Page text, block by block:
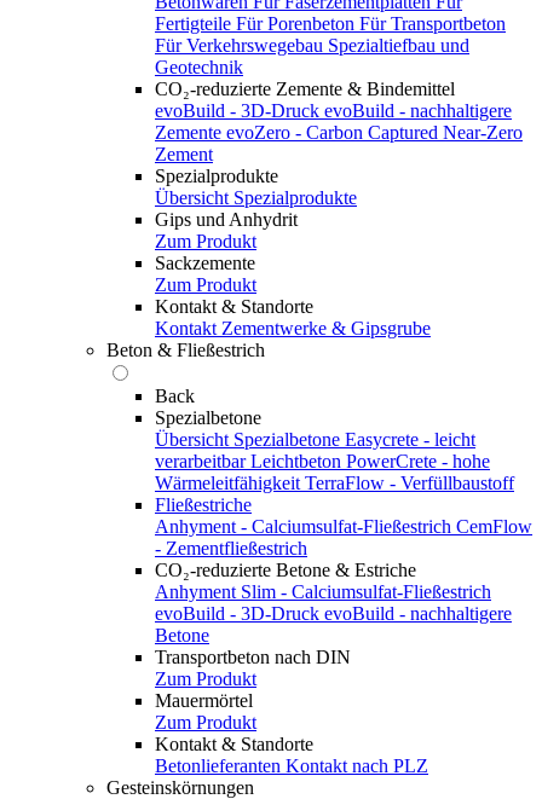
Fertigteile Für Porenbeton Für Transportbeton
Für Verkehrswegebau Spezialtiefbau und
Geotechnik
CO₂-reduzierte Zemente & Bindemittel
evoBuild - 3D-Druck evoBuild - nachhaltigere
Zemente evoZero - Carbon Captured Near-Zero
Zement
Spezialprodukte
Übersicht Spezialprodukte
Gips und Anhydrit
Zum Produkt
Sackzemente
Zum Produkt
Kontakt & Standorte
Kontakt Zementwerke & Gipsgrube
Beton & Fließestrich
Back
Spezialbetone
Übersicht Spezialbetone Easycrete - leicht
verarbeitbar Leichtbeton PowerCrete - hohe
Wärmeleitfähigkeit TerraFlow - Verfüllbaustoff
Fließestriche
Anhyment - Calciumsulfat-Fließestrich CemFlow
- Zementfließestrich
CO₂-reduzierte Betone & Estriche
Anhyment Slim - Calciumsulfat-Fließestrich
evoBuild - 3D-Druck evoBuild - nachhaltigere
Betone
Transportbeton nach DIN
Zum Produkt
Mauermörtel
Zum Produkt
Kontakt & Standorte
Betonlieferanten Kontakt nach PLZ
Gesteinskörnungen